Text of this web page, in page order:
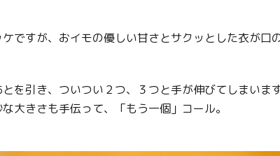
ですが、おイモの優しい甘さとサクッとした衣が口
を引き、ついつい２つ、３つと手が伸びてしまいます
大きさも手伝って、「もう一個」コール。